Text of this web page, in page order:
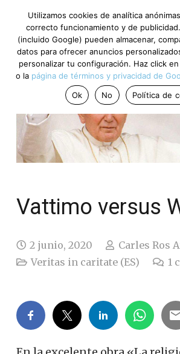
Vattimo versus
2 junio, 2020
Carles Ros
Veritas in caritate (ES)
1
Utilizamos cookies de analítica
correcto funcionamiento y de
(incluido Google) pueden almacenar,
datos para ofrecer anuncios
personalizar tu configuración. Haz click
o la página de términos y privacidad de
Ok
No Política de